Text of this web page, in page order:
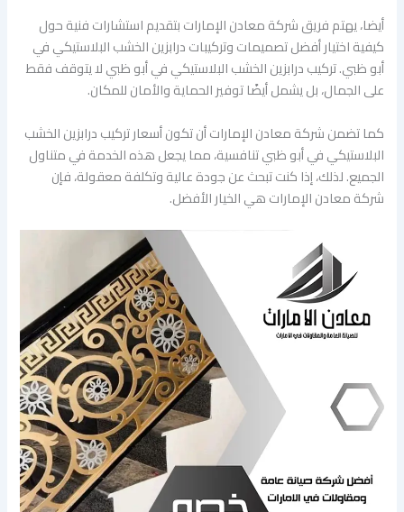
أيضا، يهتم فريق شركة معادن الإمارات بتقديم استشارات فنية حول
كيفية اختيار أفضل تصميمات وتركيبات درابزين الخشب البلاستيكي في
أبو ظبي. تركيب درابزين الخشب البلاستيكي في أبو ظبي لا يتوقف فقط
على الجمال، بل يشمل أيضًا توفير الحماية والأمان للمكان.
كما تضمن شركة معادن الإمارات أن تكون أسعار تركيب درابزين الخشب
البلاستيكي في أبو ظبي تنافسية، مما يجعل هذه الخدمة في متناول
الجميع. لذلك، إذا كنت تبحث عن جودة عالية وتكلفة معقولة، فإن
شركة معادن الإمارات هي الخيار الأفضل.